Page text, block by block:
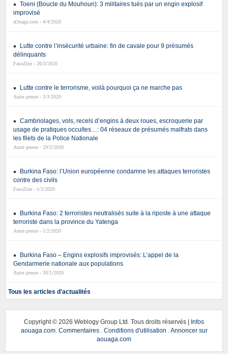
Toeni (Boucle du Mouhoun): 3 militaires tués par un engin explosif
improvisé
aOuaga.com - 4/4/2020
Lutte contre l’insécurité urbaine: fin de cavale pour 9 présumés
délinquants
FasoZine - 26/3/2020
Lutte contre le terrorisme, voilà pourquoi ça ne marche pas
Autre presse - 3/3/2020
Cambriolages, vols, recels d’engins à deux roues, escroquerie par
usage de pratiques occultes…: 04 réseaux de présumés malfrats dans
les filets de la Police Nationale
Autre presse - 29/2/2020
Burkina Faso: l’Union européenne condamne les attaques terroristes
contre des civils
FasoZine - 1/2/2020
Burkina Faso: 2 terroristes neutralisés suite à la riposte à une attaque
terroriste dans la province du Yatenga
Autre presse - 1/2/2020
Burkina Faso – Engins explosifs improvisés: L’appel de la
Gendarmerie nationale aux populations
Autre presse - 30/1/2020
Tous les articles d'actualités
Copyright © 2026 Weblogy Group Ltd. Tous droits réservés |
Infos
aouaga.com. Commentaires. Conditions d'utilisation .Annoncer sur
aouaga.com